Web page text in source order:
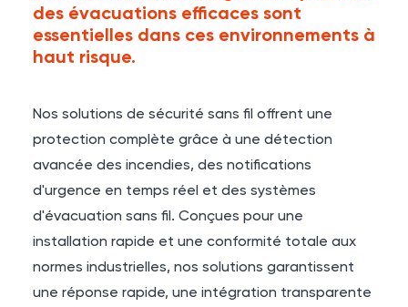
des évacuations efficaces sont
essentielles dans ces environnements à
haut risque.
Nos solutions de sécurité sans fil offrent une
protection complète grâce à une détection
avancée des incendies, des notifications
d'urgence en temps réel et des systèmes
d'évacuation sans fil. Conçues pour une
installation rapide et une conformité totale aux
normes industrielles, nos solutions garantissent
une réponse rapide, une intégration transparente